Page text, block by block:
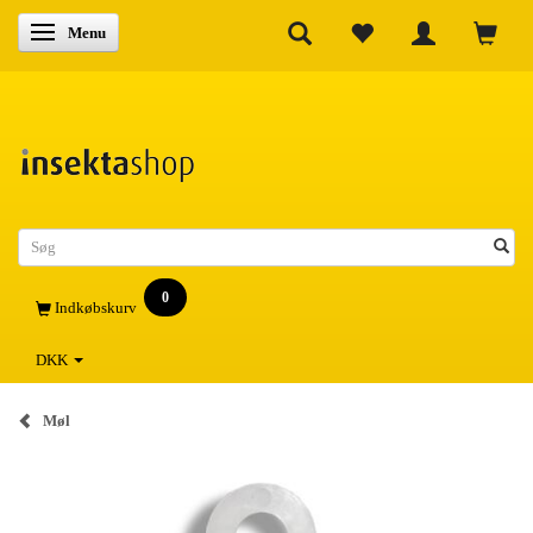
Skifte navigation
Menu
Indkøbskurv
0
DKK
Møl